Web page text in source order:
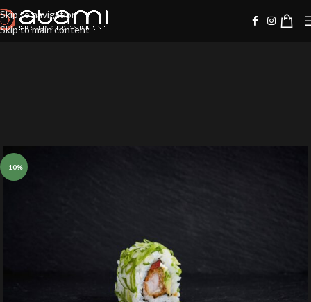
Skip to navigation
Skip to main content
-10%